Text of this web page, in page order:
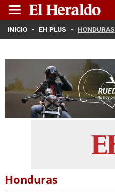
INICIO EH PLUS HONDURAS
Honduras